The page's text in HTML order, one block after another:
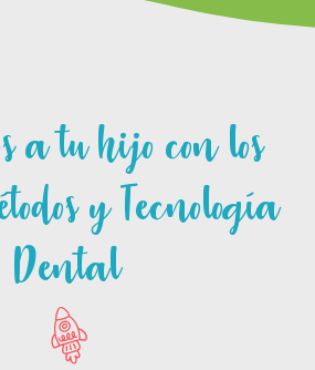
a tu hijo con los
y Tecnología
Dental